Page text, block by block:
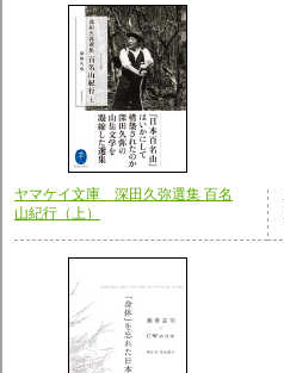
ヤマケイ文庫 深田久弥選集 百名
山紀行（上）